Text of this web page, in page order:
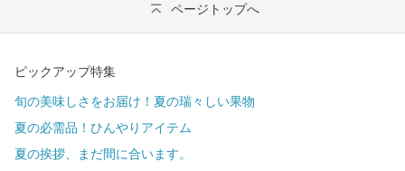
ページトップへ
ピックアップ特集
旬の美味しさをお届け！夏の瑞々しい果物
夏の必需品！ひんやりアイテム
夏の挨拶、まだ間に合います。